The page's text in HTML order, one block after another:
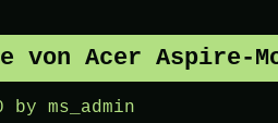
–
von Acer Aspire-
by ms_admin